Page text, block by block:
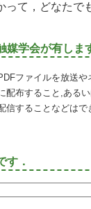
って，どなたで
媒学会が有しま
ファイルを放送
配布すること,あるい
信することなどはで
す．